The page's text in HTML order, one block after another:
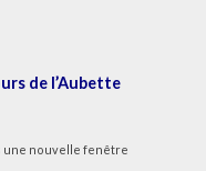
de l’Aubette
une nouvelle fenêtre